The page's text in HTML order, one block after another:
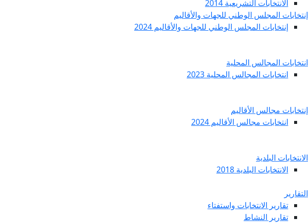
الانتخابات التشريعية 2014
إنتخابات المجلس الوطني للجهات والأقاليم
إنتخابات المجلس الوطني للجهات والأقاليم 2024
انتخابات المجالس المحلية
انتخابات المجالس المحلية 2023
إنتخابات مجالس الأقاليم
انتخابات مجالس الأقاليم 2024
الانتخابات البلدية
الانتخابات البلدية 2018
التقارير
تقارير الانتخابات واستفتاء
تقارير النشاط